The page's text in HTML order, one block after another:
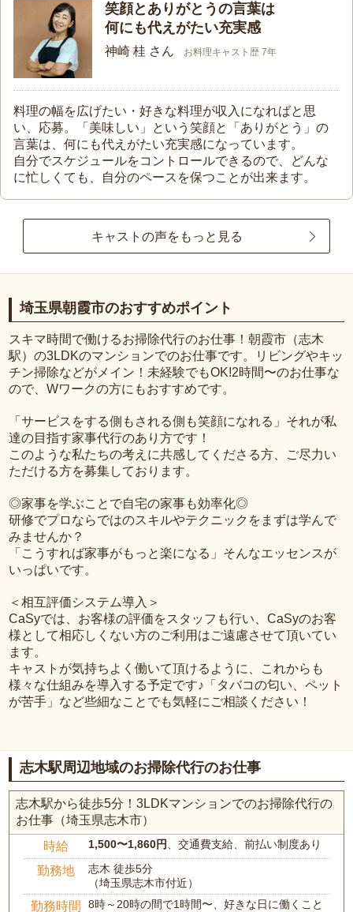
笑顔とありがとうの言葉は
何にも代えがたい充実感
神崎 桂 さん お料理キャスト歴 7年
料理の幅を広げたい・好きな料理が収入になればと思
い、応募。「美味しい」という笑顔と「ありがとう」の
言葉は、何にも代えがたい充実感になっています。
自分でスケジュールをコントロールできるので、どんな
に忙しくても、自分のペースを保つことが出来ます。
キャストの声をもっと見る
埼玉県朝霞市のおすすめポイント
スキマ時間で働けるお掃除代行のお仕事！朝霞市（志木
駅）の3LDKのマンションでのお仕事です。リビングやキッ
チン掃除などがメイン！未経験でもOK!2時間〜のお仕事な
ので、Wワークの方にもおすすめです。
「サービスをする側もされる側も笑顔になれる」それが私
達の目指す家事代行のあり方です！
このような私たちの考えに共感してくださる方、ご尽力い
ただける方を募集しております。
◎家事を学ぶことで自宅の家事も効率化◎
研修でプロならではのスキルやテクニックをまずは学んで
みませんか？
「こうすれば家事がもっと楽になる」そんなエッセンスが
いっぱいです。
＜相互評価システム導入＞
CaSyでは、お客様の評価をスタッフも行い、CaSyのお客
様として相応しくない方のご利用はご遠慮させて頂いてい
ます。
キャストが気持ちよく働いて頂けるように、これからも
様々な仕組みを導入する予定です♪「タバコの匂い、ペット
が苦手」など些細なことでも気軽にご相談ください！
志木駅周辺地域のお掃除代行のお仕事
志木駅から徒歩5分！3LDKマンションでのお掃除代行の
お仕事（埼玉県志木市）
時給 1,500〜1,860円、交通費支給、前払い制度あり
勤務地
志木 徒歩5分
（埼玉県志木市付近）
勤務時間 8時～20時の間で1時間〜、好きな日に働くこと